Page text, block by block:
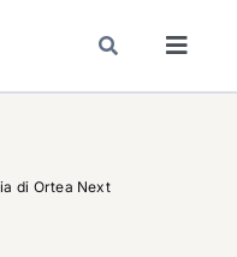
di Ortea Next